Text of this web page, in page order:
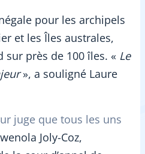
pour les archipels
et les Îles australes,
sur près de 100 îles. « Le
», a souligné Laure
juge que tous les uns
Joly-Coz,